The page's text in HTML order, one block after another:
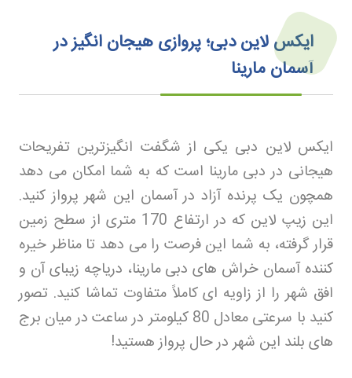
ایکس لاین دبی؛ پروازی هیجان‌ انگیز در
آسمان مارینا
ایکس لاین دبی یکی از شگفت انگیزترین تفریحات
هیجانی در دبی مارینا است که به شما امکان می دهد
همچون یک پرنده آزاد در آسمان این شهر پرواز کنید.
این زیپ لاین که در ارتفاع 170 متری از سطح زمین
قرار گرفته، به شما این فرصت را می دهد تا مناظر خیره
کننده آسمان خراش های دبی مارینا، دریاچه زیبای آن و
افق شهر را از زاویه ای کاملاً متفاوت تماشا کنید. تصور
کنید با سرعتی معادل 80 کیلومتر در ساعت در میان برج
های بلند این شهر در حال پرواز هستید!